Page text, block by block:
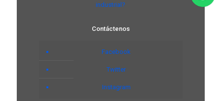
industrial?
Contáctenos
Facebook
Twitter
Instagram